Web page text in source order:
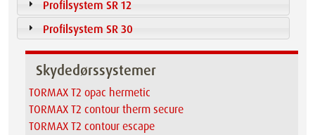
Profilsystem SR 12
Profilsystem SR 30
Skydedørssystemer
TORMAX T2 opac hermetic
TORMAX T2 contour therm secure
TORMAX T2 contour escape